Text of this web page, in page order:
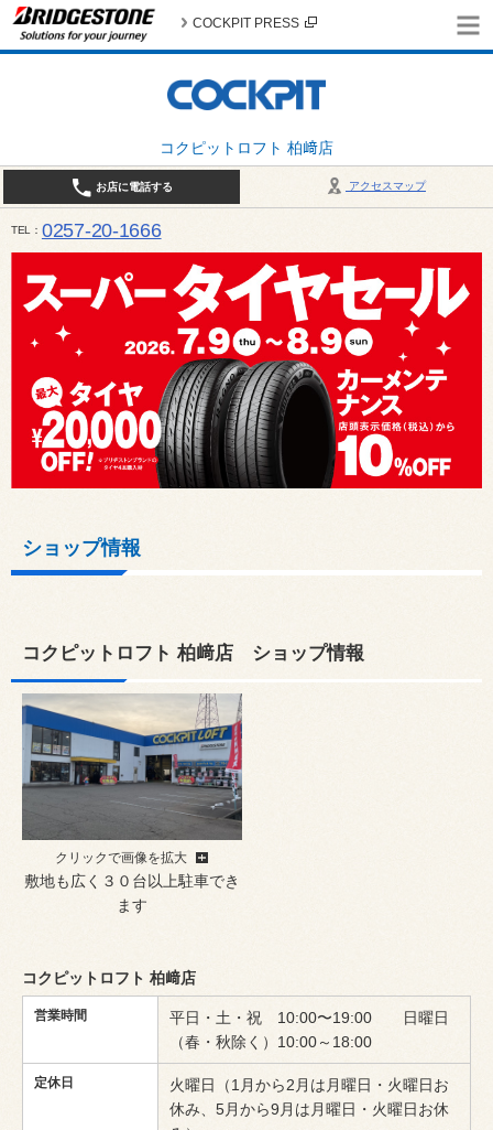
コクピットロフト 柏﨑店
COCKPIT PRESS
アクセスマップ
お店に電話する
TEL 0257-20-1666
平日・土・祝 10:00〜19:00 日曜日（春・秋除く）10:00～18:00 / 定休日：火曜日（1月から2
は月曜日・火曜日お休み）
ショップ情報
コクピットロフト 柏﨑店 ショップ情報
クリックで画像を拡大
敷地も広く３０台以上駐車でき
ます
コクピットロフト 柏﨑店
営業時間
平日・土・祝 10:00〜19:00 日曜日
（春・秋除く）10:00～18:00
定休日
火曜日（1月から2月は月曜日・火曜日お
休み、5月から9月は月曜日・火曜日お休